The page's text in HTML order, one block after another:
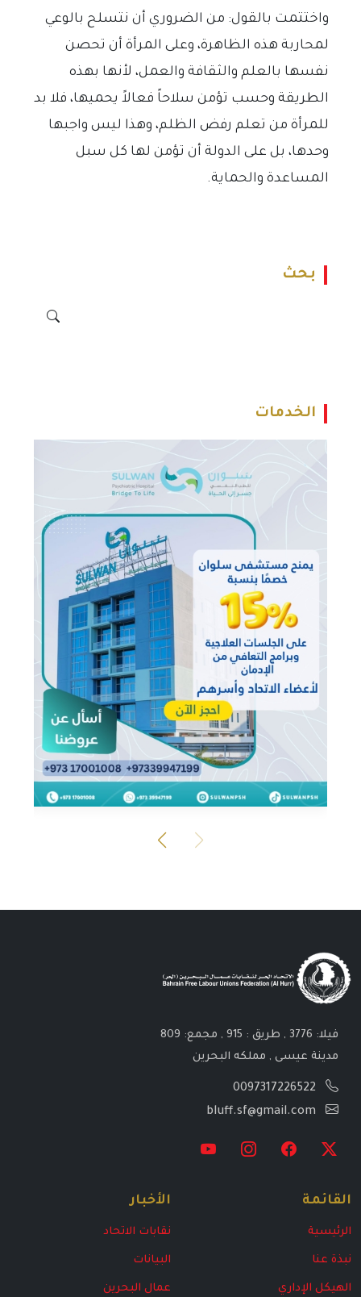
واختتمت بالقول: من الضروري أن نتسلح بالوعي
لمحاربة هذه الظاهرة، وعلى المرأة أن تحصن
نفسها بالعلم والثقافة والعمل، لأنها بهذه
الطريقة وحسب تؤمن سلاحاً فعالاً يحميها، فلا بد
للمرأة من تعلم رفض الظلم، وهذا ليس واجبها
وحدها، بل على الدولة أن تؤمن لها كل سبل
المساعدة والحماية.
بحث
الخدمات
فيلا: 3776 , طريق : 915 , مجمع: 809
مدينة عيسى , مملكه البحرين
0097317226522
bluff.sf@gmail.com
القائمة
الرئيسية
نبذة عنا
الهيكل الإداري
الأخبار
نقابات الاتحاد
البيانات
عمال البحرين